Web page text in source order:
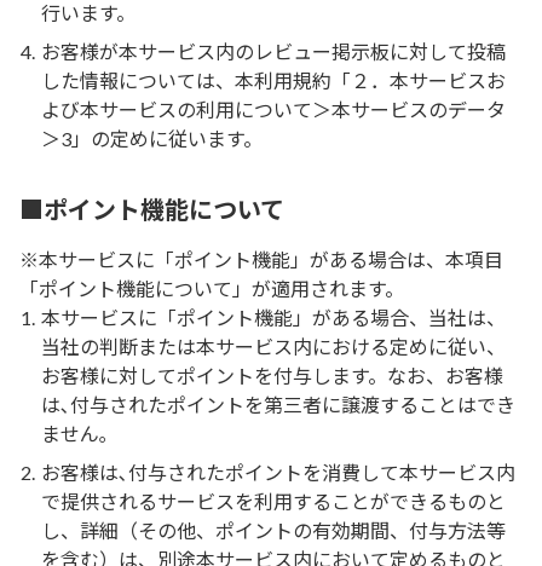
行います。
お客様が本サービス内のレビュー掲示板に対して投稿
した情報については、本利用規約「２．本サービスお
よび本サービスの利用について＞本サービスのデータ
＞3」の定めに従います。
■ポイント機能について
※本サービスに「ポイント機能」がある場合は、本項目
「ポイント機能について」が適用されます。
本サービスに「ポイント機能」がある場合、当社は、
当社の判断または本サービス内における定めに従い、
お客様に対してポイントを付与します。なお、お客様
は､付与されたポイントを第三者に譲渡することはでき
ません｡
お客様は､付与されたポイントを消費して本サービス内
で提供されるサービスを利用することができるものと
し、詳細（その他、ポイントの有効期間、付与方法等
を含む）は、別途本サービス内において定めるものと